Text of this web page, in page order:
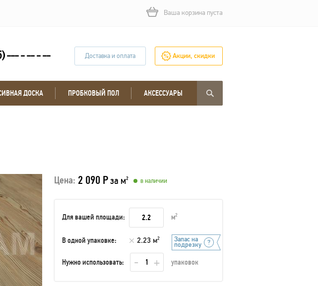
Ваша корзина пуста
--- - -- - -- Доставка и оплата Акции, скидки
ДОСКА ПРОБКОВЫЙ ПОЛ АКСЕССУАРЫ
Цена: 2 090 Рза м2 в наличии
Для вашей площади: м2
В одной упаковке: 2.23 м2
Нужно использовать: упаковок
Запас на
подрезку